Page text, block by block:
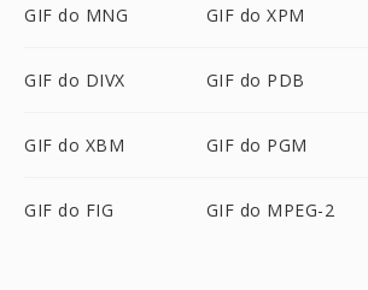
GIF do MNG GIF do XPM
GIF do DIVX GIF do PDB
GIF do XBM GIF do PGM
GIF do FIG GIF do MPEG-2